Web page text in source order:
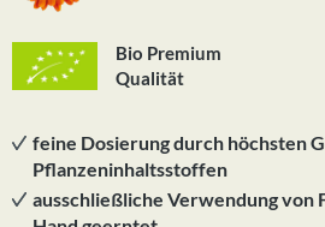
Bio Premium
Qualität
feine Dosierung durch höchsten
Pflanzeninhaltsstoffen
ausschließliche Verwendung von